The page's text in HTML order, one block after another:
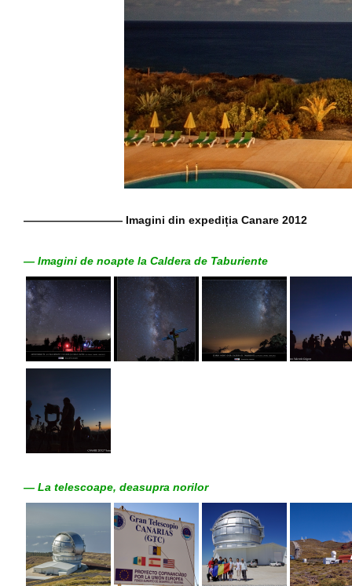
————————— Imagini din expediția Canare 2012
— Imagini de noapte la Caldera de Taburiente
— La telescoape, deasupra norilor